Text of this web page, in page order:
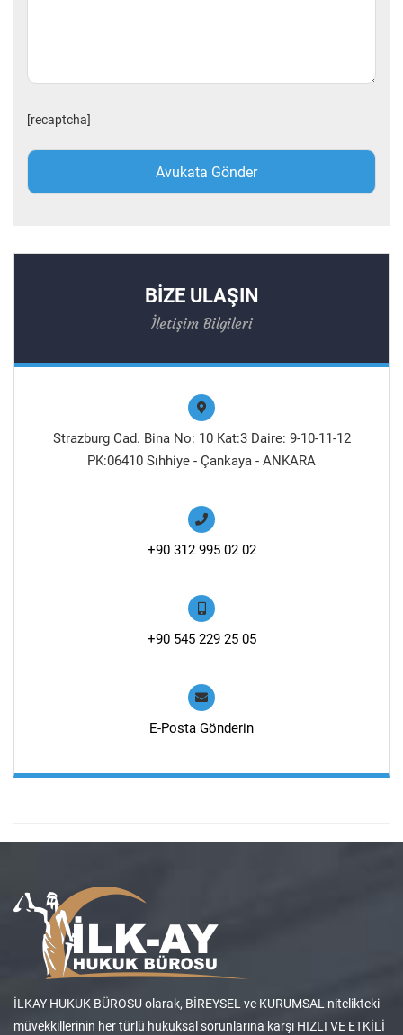
[recaptcha]
BİZE ULAŞIN
İletişim Bilgileri
Strazburg Cad. Bina No: 10 Kat:3 Daire: 9-10-11-12
PK:06410 Sıhhiye - Çankaya - ANKARA
+90 312 995 02 02
+90 545 229 25 05
E-Posta Gönderin
İLKAY HUKUK BÜROSU olarak, BİREYSEL ve KURUMSAL nitelikteki
müvekkillerinin her türlü hukuksal sorunlarına karşı HIZLI VE ETKİLİ